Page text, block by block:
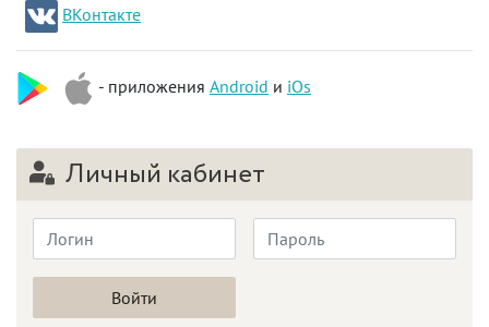
ВКонтакте
- приложения Android и iOs
Личный кабинет